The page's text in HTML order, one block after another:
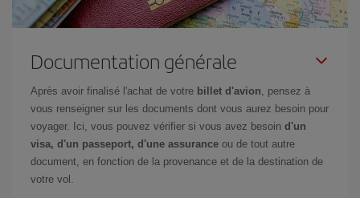
Documentation générale
Après avoir finalisé l'achat de votre billet d'avion, pensez à
vous renseigner sur les documents dont vous aurez besoin pour
voyager. Ici, vous pouvez vérifier si vous avez besoin d'un
visa, d'un passeport, d'une assurance ou de tout autre
document, en fonction de la provenance et de la destination de
votre vol.